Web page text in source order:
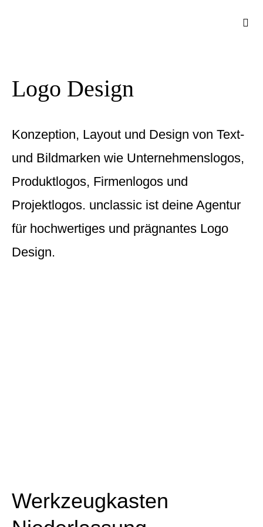
Logo Design
Konzeption, Layout und Design von Text-
und Bildmarken wie Unternehmenslogos,
Produktlogos, Firmenlogos und
Projektlogos. unclassic ist deine Agentur
für hochwertiges und prägnantes Logo
Design.
Werkzeugkasten